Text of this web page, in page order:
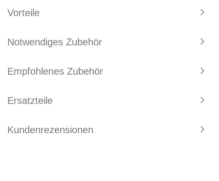
Vorteile
Notwendiges Zubehör
Empfohlenes Zubehör
Ersatzteile
Kundenrezensionen